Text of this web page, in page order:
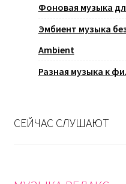
Фоновая музыка
Эмбиент музыка
Ambient
Разная музыка к
СЕЙЧАС СЛУШАЮТ